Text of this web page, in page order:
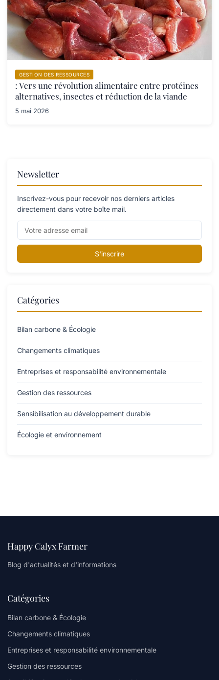
GESTION DES RESSOURCES
: Vers une révolution alimentaire entre protéines
alternatives, insectes et réduction de la viande
5 mai 2026
Newsletter
Inscrivez-vous pour recevoir nos derniers articles
directement dans votre boîte mail.
S'inscrire
Catégories
Bilan carbone & Écologie
Changements climatiques
Entreprises et responsabilité environnementale
Gestion des ressources
Sensibilisation au développement durable
Écologie et environnement
Happy Calyx Farmer
Blog d'actualités et d'informations
Catégories
Bilan carbone & Écologie
Changements climatiques
Entreprises et responsabilité environnementale
Gestion des ressources